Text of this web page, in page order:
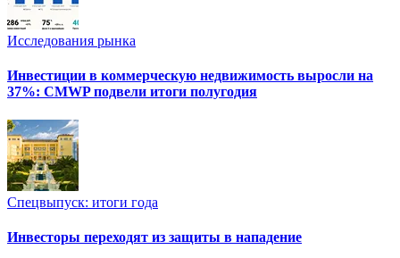
Исследования рынка
Инвестиции в коммерческую недвижимость выросли на
37%: CMWP подвели итоги полугодия
Спецвыпуск: итоги года
Инвесторы переходят из защиты в нападение